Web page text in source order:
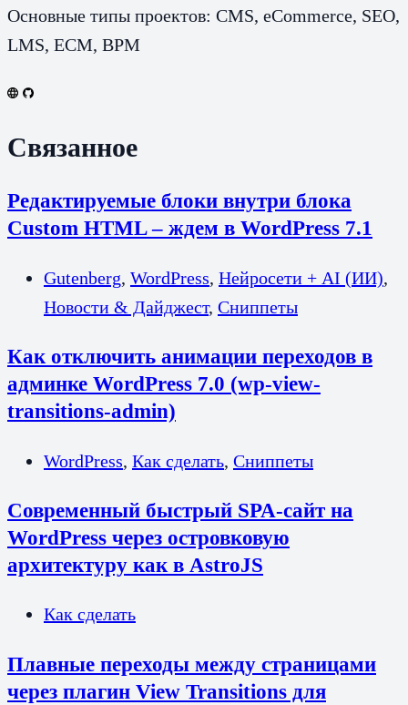
Основные типы проектов: CMS, eCommerce, SEO,
LMS, ECM, BPM
Связанное
Редактируемые блоки внутри блока
Custom HTML – ждем в WordPress 7.1
Gutenberg, WordPress, Нейросети + AI (ИИ),
Новости & Дайджест, Сниппеты
Как отключить анимации переходов в
админке WordPress 7.0 (wp-view-
transitions-admin)
WordPress, Как сделать, Сниппеты
Современный быстрый SPA-сайт на
WordPress через островковую
архитектуру как в AstroJS
Как сделать
Плавные переходы между страницами
через плагин View Transitions для